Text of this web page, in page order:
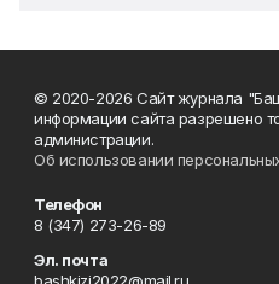
© 2020-2026 Сайт журнала
информации сайта разрешено
администрации.
Об использовании
Телефон
8 (347) 273-26-89
Эл. почта